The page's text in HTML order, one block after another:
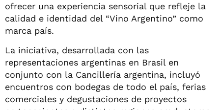
ofrecer una experiencia sensorial que refleje la
calidad e identidad del “Vino Argentino” como
marca país.
La iniciativa, desarrollada con las
representaciones argentinas en Brasil en
conjunto con la Cancillería argentina, incluyó
encuentros con bodegas de todo el país, ferias
comerciales y degustaciones de proyectos